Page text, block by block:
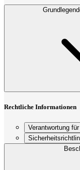
Rechtliche Informationen
Verantwortung